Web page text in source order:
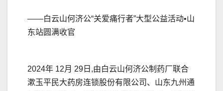
——白云山何济公“关爱痛行者”大型公益活动•山
东站圆满收官
2024年 12月 29日,由白云山何济公制药厂联合
漱玉平民大药房连锁股份有限公司、山东九州通